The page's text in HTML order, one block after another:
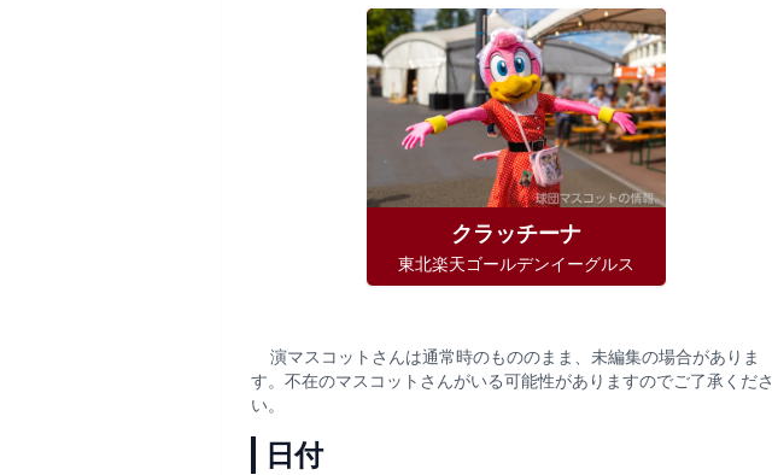
クラッチーナ
東北楽天ゴールデンイーグルス
演マスコットさんは通常時のもののまま、未編集の場合がありま
す。不在のマスコットさんがいる可能性がありますのでご了承くださ
い。
日付